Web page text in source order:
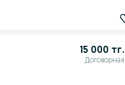
15 000 тг.
Договорная